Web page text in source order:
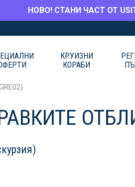
НОВО! СТАНИ ЧАСТ ОТ
КРУИЗНИ
КОРАБИ